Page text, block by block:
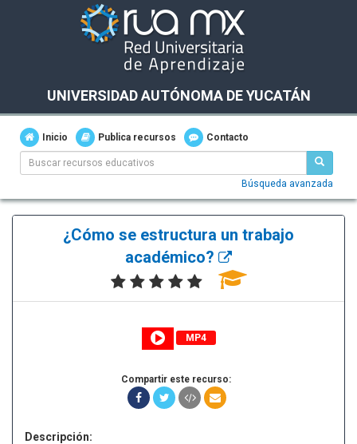
UNIVERSIDAD AUTÓNOMA DE YUCATÁN
Inicio Publica recursos Contacto
Búsqueda avanzada
¿Cómo se estructura un trabajo
académico?
MP4
Compartir este recurso:
Descripción: